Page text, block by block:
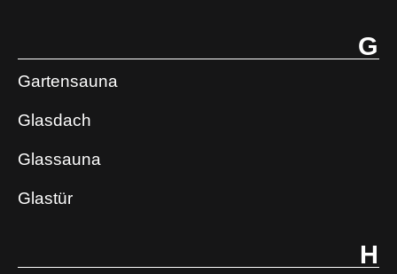
G
Gartensauna
Glasdach
Glassauna
Glastür
H